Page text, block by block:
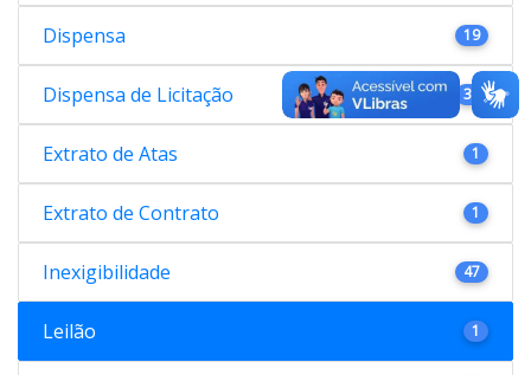
Dispensa 19
Dispensa de Licitação 38
Extrato de Atas 1
Extrato de Contrato 1
Inexigibilidade 47
Leilão 1